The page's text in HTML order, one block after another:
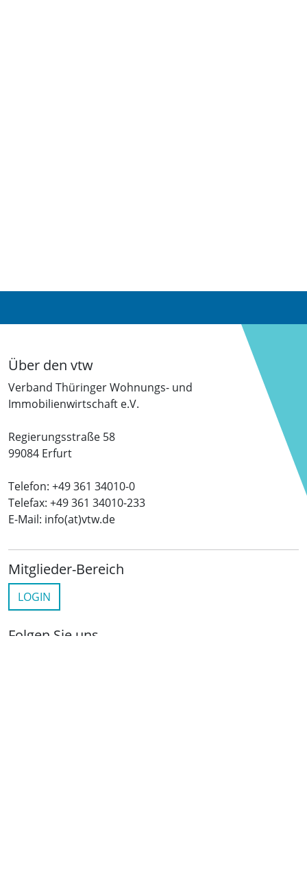
Über den vtw
Verband Thüringer Wohnungs- und
Immobilienwirtschaft e.V.
Regierungsstraße 58
99084 Erfurt
Telefon: +49 361 34010-0
Telefax: +49 361 34010-233
E-Mail: info(at)vtw.de
Mitglieder-Bereich
LOGIN
Folgen Sie uns